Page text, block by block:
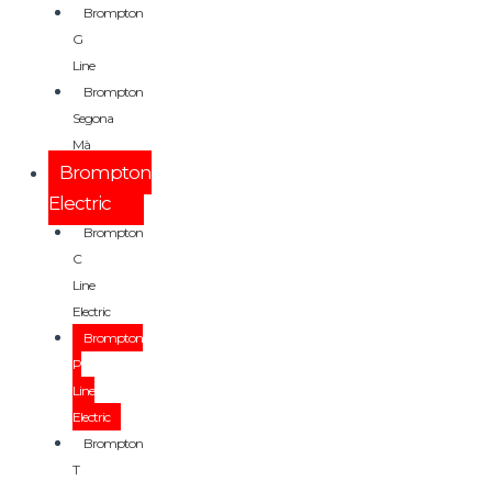
Brompton
G
Line
Brompton
Segona
Mà
Brompton
Electric
Brompton
C
Line
Electric
Brompton
P
Line
Electric
Brompton
T